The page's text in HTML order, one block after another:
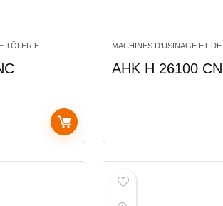
TÔLERIE MACHINES D’USINAGE ET
AHK H 26100